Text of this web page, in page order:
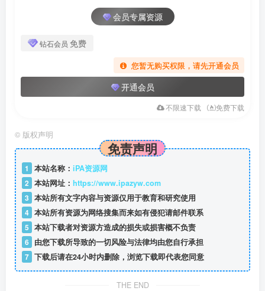
会员专属资源
钻石会员 免费
您暂无购买权限，请先开通会员
开通会员
不限速下载 免费下载
© 版权声明
免责声明
1 本站名称： iPA资源网
2 本站网址： https://www.ipazyw.com
3 本站所有文字内容与资源仅用于教育和研究使用
4 本站所有资源为网络搜集而来如有侵犯请邮件联系
5 本站下载者对资源方造成的损失或损害概不负责
6 由您下载所导致的一切风险与法律均由您自行承担
7 下载后请在24小时内删除，浏览下载即代表您同意
THE END